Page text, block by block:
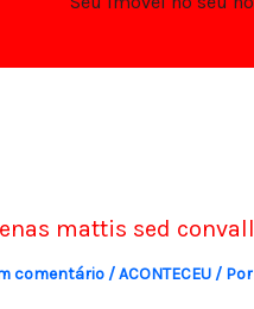
mattis sed
comentário /ACONTECEU / Por